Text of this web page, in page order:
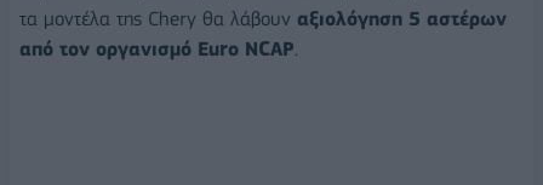
τα μοντέλα της Chery θα λάβουν αξιολόγηση 5 αστέρων
από τον οργανισμό Euro NCAP.